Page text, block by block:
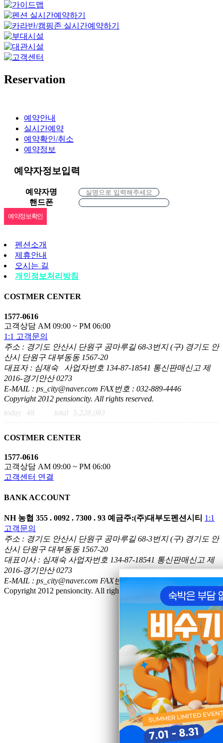
Reservation
예약안내
실시간예약
예약확인/취소
예약정보
예약자정보입력
예약자명
핸드폰
펜션소개
제휴안내
오시는 길
개인정보처리방침
COSTMER CENTER
1577-0616
고객상담 AM 09:00 ~ PM 06:00
1:1 고객문의
주소 : 경기도 안산시 단원구 공마루길 68-3번지 (구) 경기도 안
산시 단원구 대부동동 1567-20
대표자 : 심재숙 사업자번호 134-87-18541 통신판매신고 제
2016-경기안산 0273
E-MAIL : ps_city@naver.com FAX번호 : 032-889-4446
Copyright 2012 pensioncity. All rights reserved.
today 48 total 5,228,083
COSTMER CENTER
1577-0616
고객상담 AM 09:00 ~ PM 06:00
고객센터 연결
BANK ACCOUNT
NH 농협 355 . 0092 . 7300 . 93 예금주:(주)대부도펜션시티 1:1
고객문의
주소 : 경기도 안산시 단원구 공마루길 68-3번지 (구) 경기도 안
산시 단원구 대부동동 1567-20
대표이사 : 심재숙 사업자번호 134-87-18541 통신판매신고 제
2016-경기안산 0273
E-MAIL : ps_city@naver.com FAX번호 : 032-889-4446
Copyright 2012 pensioncity. All rights reserved.